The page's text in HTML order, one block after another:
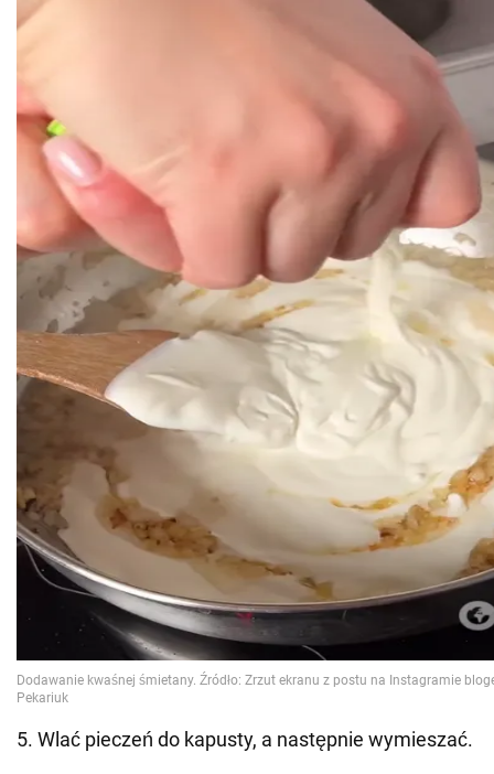
5. Wlać pieczeń do kapusty, a następnie wymieszać.